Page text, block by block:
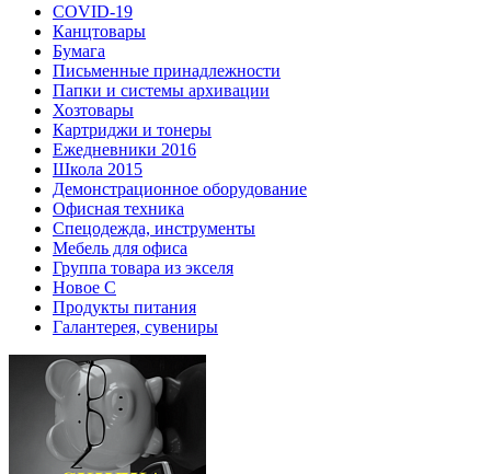
COVID-19
Канцтовары
Бумага
Письменные принадлежности
Папки и системы архивации
Хозтовары
Картриджи и тонеры
Ежедневники 2016
Школа 2015
Демонстрационное оборудование
Офисная техника
Спецодежда, инструменты
Мебель для офиса
Группа товара из экселя
Новое С
Продукты питания
Галантерея, сувениры